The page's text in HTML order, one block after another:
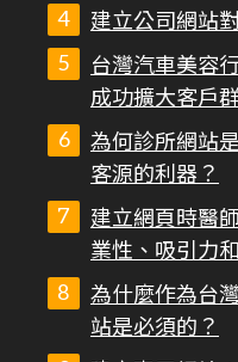
建立公司網站
台灣汽車美容
成功擴大客戶
為何診所網站
客源的利器？
建立網頁時醫
業性、吸引力
為什麼作為台
站是必須的？